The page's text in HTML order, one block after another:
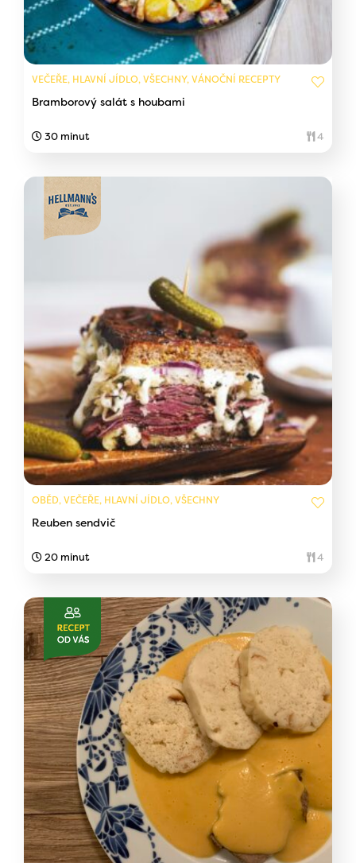
VEČEŘE, HLAVNÍ JÍDLO, VŠECHNY, VÁNOČNÍ RECEPTY
Bramborový salát s houbami
30 minut 4
OBĚD, VEČEŘE, HLAVNÍ JÍDLO, VŠECHNY
Reuben sendvič
20 minut 4